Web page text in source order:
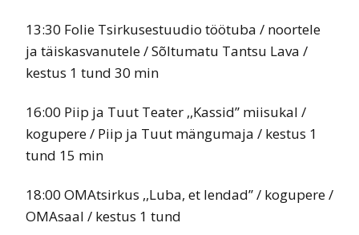
13:30 Folie Tsirkusestuudio töötuba / noortele
ja täiskasvanutele / Sõltumatu Tantsu Lava /
kestus 1 tund 30 min
16:00 Piip ja Tuut Teater ,,Kassid’’ miisukal /
kogupere / Piip ja Tuut mängumaja / kestus 1
tund 15 min
18:00 OMAtsirkus ,,Luba, et lendad’’ / kogupere /
OMAsaal / kestus 1 tund